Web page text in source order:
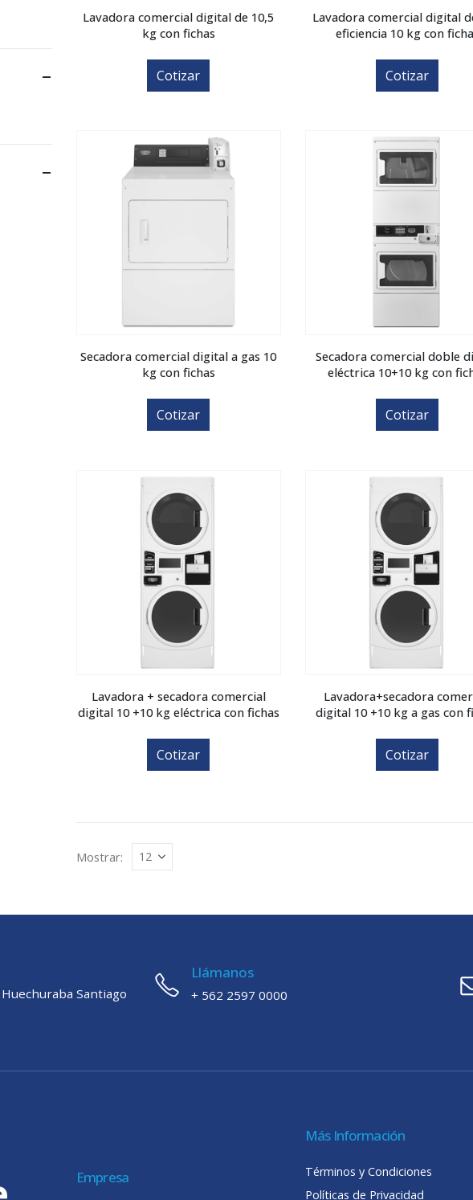
Lavadora comercial digital de 10,5
kg con fichas
Cotizar
Lavadora comercial digital
eficiencia 10 kg con
Cotizar
Secadora comercial digital a gas 10
kg con fichas
Cotizar
Secadora comercial doble
eléctrica 10+10 kg con
Cotizar
Lavadora + secadora comercial
digital 10 +10 kg eléctrica con fichas
Cotizar
Lavadora+secadora
digital 10 +10 kg a gas con
Cotizar
Mostrar:
Santiago
Llámanos
+ 562 2597 0000
Empresa
Más Información
Términos y Condiciones
Políticas de Privacidad